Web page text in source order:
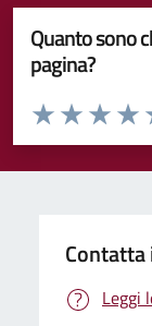
Quanto sono
pagina?
Valuta da 1 a 5
Valuta
Valuta 2
Valuta 1 stelle
Leggi